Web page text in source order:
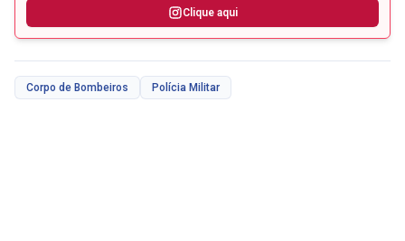
Clique aqui
Corpo de Bombeiros Polícia Militar